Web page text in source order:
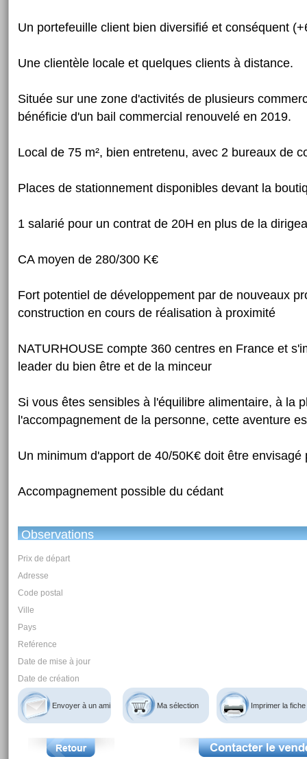
Un portefeuille client bien diversifié et conséquent
Une clientèle locale et quelques clients à distance.
Située sur une zone d'activités de plusieurs
bénéficie d'un bail commercial renouvelé en 2019.
Local de 75 m², bien entretenu, avec 2 bureaux de
Places de stationnement disponibles devant la
1 salarié pour un contrat de 20H en plus de la
CA moyen de 280/300 K€
Fort potentiel de développement par de nouveaux
construction en cours de réalisation à proximité
NATURHOUSE compte 360 centres en France et
leader du bien être et de la minceur
Si vous êtes sensibles à l'équilibre alimentaire, à la
l'accompagnement de la personne, cette aventure
Un minimum d'apport de 40/50K€ doit être envisagé
Accompagnement possible du cédant
Observations
Prix de départ
Adresse
Code postal
Ville
Pays
Reférence
Date de mise à jour
Date de création
Envoyer à un ami Ma sélection Imprimer la fiche